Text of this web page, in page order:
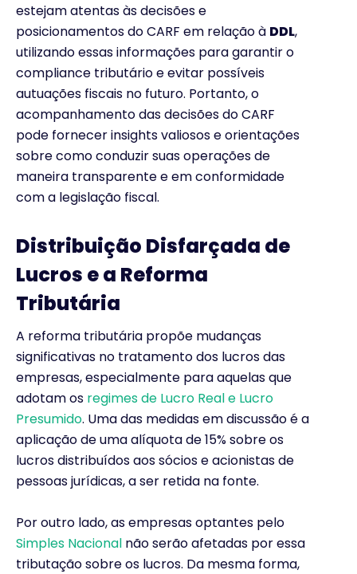
estejam atentas às decisões e
posicionamentos do CARF em relação à DDL,
utilizando essas informações para garantir o
compliance tributário e evitar possíveis
autuações fiscais no futuro. Portanto, o
acompanhamento das decisões do CARF
pode fornecer insights valiosos e orientações
sobre como conduzir suas operações de
maneira transparente e em conformidade
com a legislação fiscal.
Distribuição Disfarçada de
Lucros e a Reforma
Tributária
A reforma tributária propõe mudanças
significativas no tratamento dos lucros das
empresas, especialmente para aquelas que
adotam os regimes de Lucro Real e Lucro
Presumido. Uma das medidas em discussão é a
aplicação de uma alíquota de 15% sobre os
lucros distribuídos aos sócios e acionistas de
pessoas jurídicas, a ser retida na fonte.
Por outro lado, as empresas optantes pelo
Simples Nacional não serão afetadas por essa
tributação sobre os lucros. Da mesma forma,